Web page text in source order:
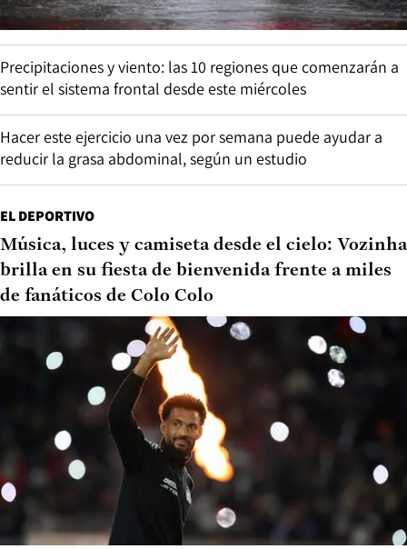
Precipitaciones y viento: las 10 regiones que comenzarán a
sentir el sistema frontal desde este miércoles
Hacer este ejercicio una vez por semana puede ayudar a
reducir la grasa abdominal, según un estudio
EL DEPORTIVO
Música, luces y camiseta desde el cielo: Vozinha
brilla en su fiesta de bienvenida frente a miles
de fanáticos de Colo Colo